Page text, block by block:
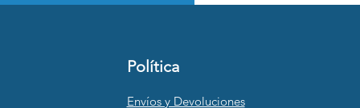
Política
Envíos y Devoluciones